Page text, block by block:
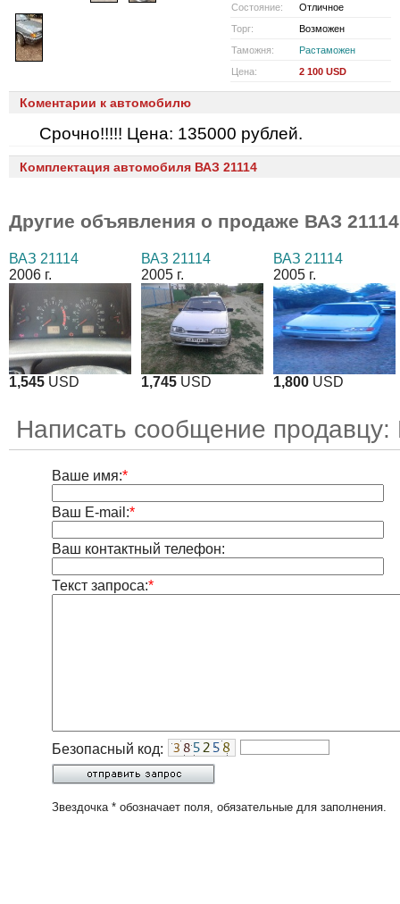
Состояние:
Отличное
Торг:
Возможен
Таможня:
Растаможен
Цена:
2 100 USD
Коментарии к автомобилю
Срочно!!!!! Цена: 135000 рублей.
Комплектация автомобиля ВАЗ 21114
Другие объявления о продаже ВАЗ 21114
ВАЗ 21114
2006 г.
1,545 USD
ВАЗ 21114
2005 г.
1,745 USD
ВАЗ 21114
2005 г.
1,800 USD
Написать сообщение продавцу:
Ваше имя:*
Ваш E-mail:*
Ваш контактный телефон:
Текст запроса:*
Безопасный код:
Звездочка * обозначает поля, обязательные для заполнения.